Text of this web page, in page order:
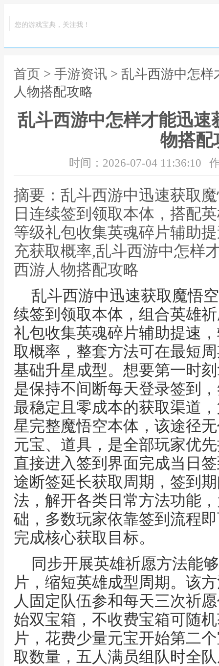
您的游戏宝典，关注我！
首页 > 手游资讯 > 乱斗西游中怎
人物搭配攻略
乱斗西游中怎样才能迅速
物搭配
时间：2026-07-04 11:36:10
摘要：乱斗西游中迅速获取
日连续签到领取本体，搭配
等级礼包收集英魂碎片辅助
充获取概率,乱斗西游中怎样
西游人物搭配攻略
乱斗西游中迅速获取魔悟
续签到领取本体，组合英雄
礼包收集英魂碎片辅助提速
取概率，整套方法可在最短
基础升星成型。想要第一时
是保持不间断每天登录签到
最稳定且零成本的获取渠道
星完整魔悟空本体，该途径
元宝、道具，是全部玩家优
直接进入签到界面完成当日
途断签延长获取周期，签到
法，解开各类日常方法功能
础，多数玩家依靠签到流程
完成核心获取目标。
同步开展英雄祈愿方法能
片，缩短英雄成型周期。该
人固定队伍参和每天三次祈
始双宝箱，不收费宝箱可随
片，花费少量元宝开始第二
取数量，五人满员组队时全